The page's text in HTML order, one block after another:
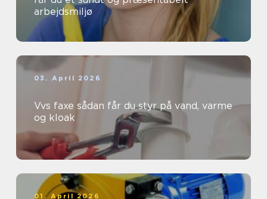
arbejdsmiljø
03. April 2026
Vvs faxe sådan får du styr på vand, varme
og kloak
01. April 2026